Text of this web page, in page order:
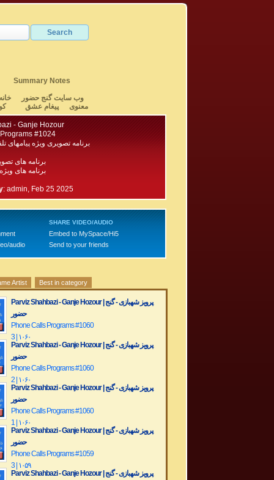
Summary Notes
وب سایت گنج حضور
خانه
معنوی
پیغام عشق
- Ganje Hozour
#1024
2 برنامه تصویری ویژه پیامهای
برنامه های
برنامه های
: admin, Feb 25 2025
audio
SHARE VIDEO/AUDIO
Embed to MySpace/Hi5
Send to your friends
Artist Best in category
Parviz Shahbazi - Ganje Hozour | پرویز شهبازی - گنج
حضور
Phone Calls Programs #1060
3 | ۱۰۶۰
Parviz Shahbazi - Ganje Hozour | پرویز شهبازی - گنج
حضور
Phone Calls Programs #1060
2 | ۱۰۶۰
Parviz Shahbazi - Ganje Hozour | پرویز شهبازی - گنج
حضور
Phone Calls Programs #1060
1 | ۱۰۶۰
Parviz Shahbazi - Ganje Hozour | پرویز شهبازی - گنج
حضور
Phone Calls Programs #1059
3 | ۱۰۵۹
Parviz Shahbazi - Ganje Hozour | پرویز شهبازی - گنج